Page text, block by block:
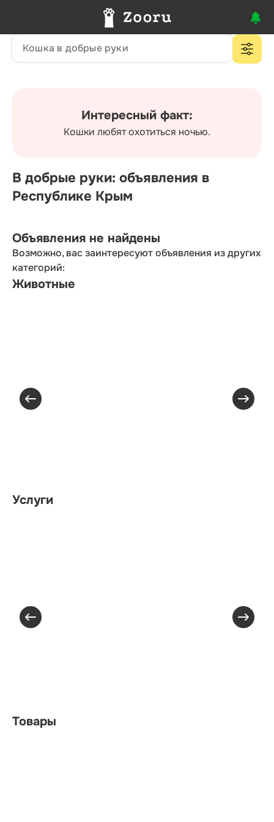
Интересный факт:
Кошки любят охотиться ночью.
В добрые руки: объявления в
Республике Крым
Объявления не найдены
Возможно, вас заинтересуют объявления из других
категорий:
Животные
Услуги
Товары